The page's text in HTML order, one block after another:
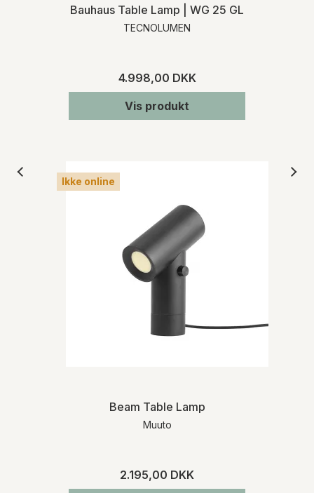
Bauhaus Table Lamp | WG 25 GL
TECNOLUMEN
4.998,00 DKK
Vis produkt
Ikke online
Beam Table Lamp
Muuto
2.195,00 DKK